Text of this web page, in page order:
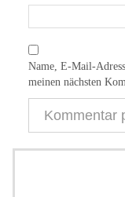
Name, E-Mail-
meinen nächsten